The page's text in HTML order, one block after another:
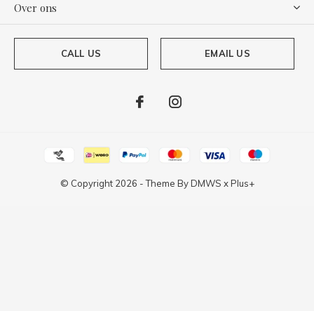
Over ons
CALL US EMAIL US
© Copyright 2026 - Theme ByDMWS xPlus+